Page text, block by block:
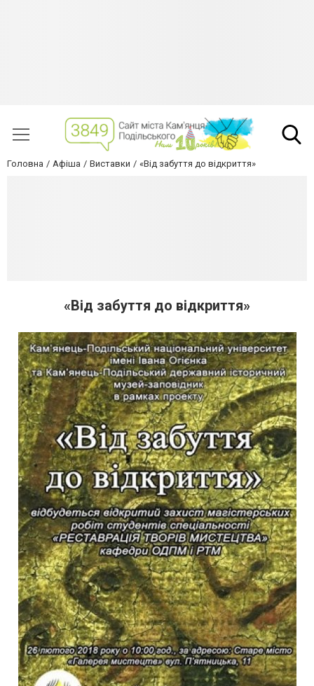
Головна Афіша Виставки «Від забуття до відкриття»
«Від забуття до відкриття»